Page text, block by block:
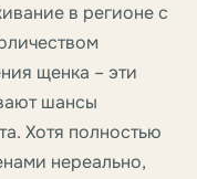
в регионе с
щенка – эти
шансы
Хотя полностью
нереально,